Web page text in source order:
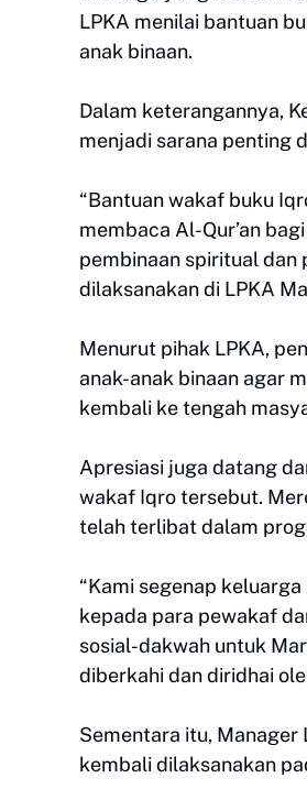
LPKA menilai bantuan
anak binaan.
Dalam keterangannya,
menjadi sarana penting
“Bantuan wakaf buku
membaca Al-Qur’an
pembinaan spiritual
dilaksanakan di LPKA
Menurut pihak LPKA,
anak-anak binaan agar
kembali ke tengah
Apresiasi juga datang
wakaf Iqro tersebut.
telah terlibat dalam
“Kami segenap
kepada para pewakaf
sosial-dakwah untuk
diberkahi dan diridhai
Sementara itu,
kembali dilaksanakan